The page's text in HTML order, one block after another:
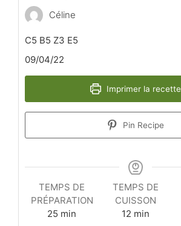
Céline
C5 B5 Z3 E5
09/04/22
Imprimer la recette
Pin Recipe
TEMPS DE
PRÉPARATION
25 minutes
min
TEMPS DE
CUISSON
12 minutes
min